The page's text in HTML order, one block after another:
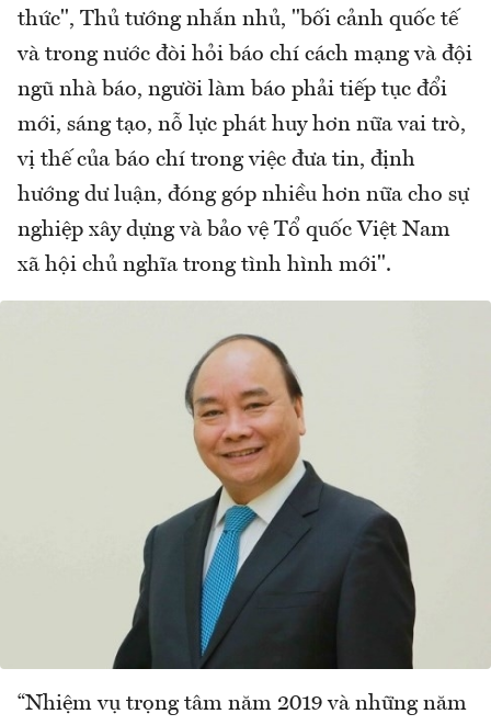
thức", Thủ tướng nhắn nhủ, "bối cảnh quốc tế
và trong nước đòi hỏi báo chí cách mạng và đội
ngũ nhà báo, người làm báo phải tiếp tục đổi
mới, sáng tạo, nỗ lực phát huy hơn nữa vai trò,
vị thế của báo chí trong việc đưa tin, định
hướng dư luận, đóng góp nhiều hơn nữa cho sự
nghiệp xây dựng và bảo vệ Tổ quốc Việt Nam
xã hội chủ nghĩa trong tình hình mới".
“Nhiệm vụ trọng tâm năm 2019 và những năm